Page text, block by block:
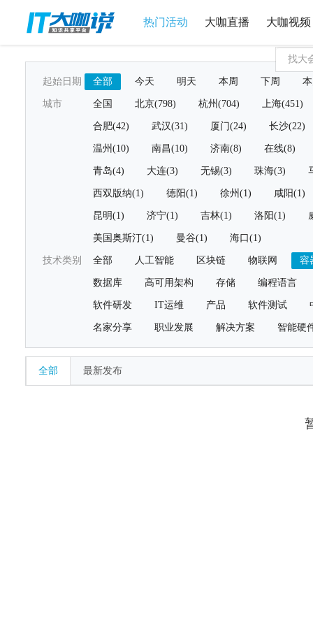
热门活动 大咖直播 大咖视频
起始日期 全部 今天 明天 本周 下周
城市 全国 北京(798) 杭州(704) 上海(451)
合肥(42) 武汉(31) 厦门(24) 长沙(22)
温州(10) 南昌(10) 济南(8) 在线(8)
青岛(4) 大连(3) 无锡(3) 珠海(3)
西双版纳(1) 德阳(1) 徐州(1) 咸阳(1)
昆明(1) 济宁(1) 吉林(1) 洛阳(1)
美国奥斯汀(1) 曼谷(1) 海口(1)
技术类别 全部 人工智能 区块链 物联网 容
数据库 高可用架构 存储 编程语言
软件研发 IT运维 产品 软件测试
名家分享 职业发展 解决方案 智能硬
全部 最新发布